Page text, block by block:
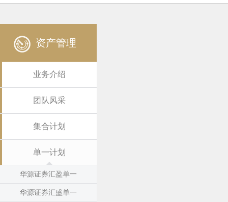
资产管理
业务介绍
团队风采
集合计划
单一计划
华源证券汇盈单一
华源证券汇盛单一